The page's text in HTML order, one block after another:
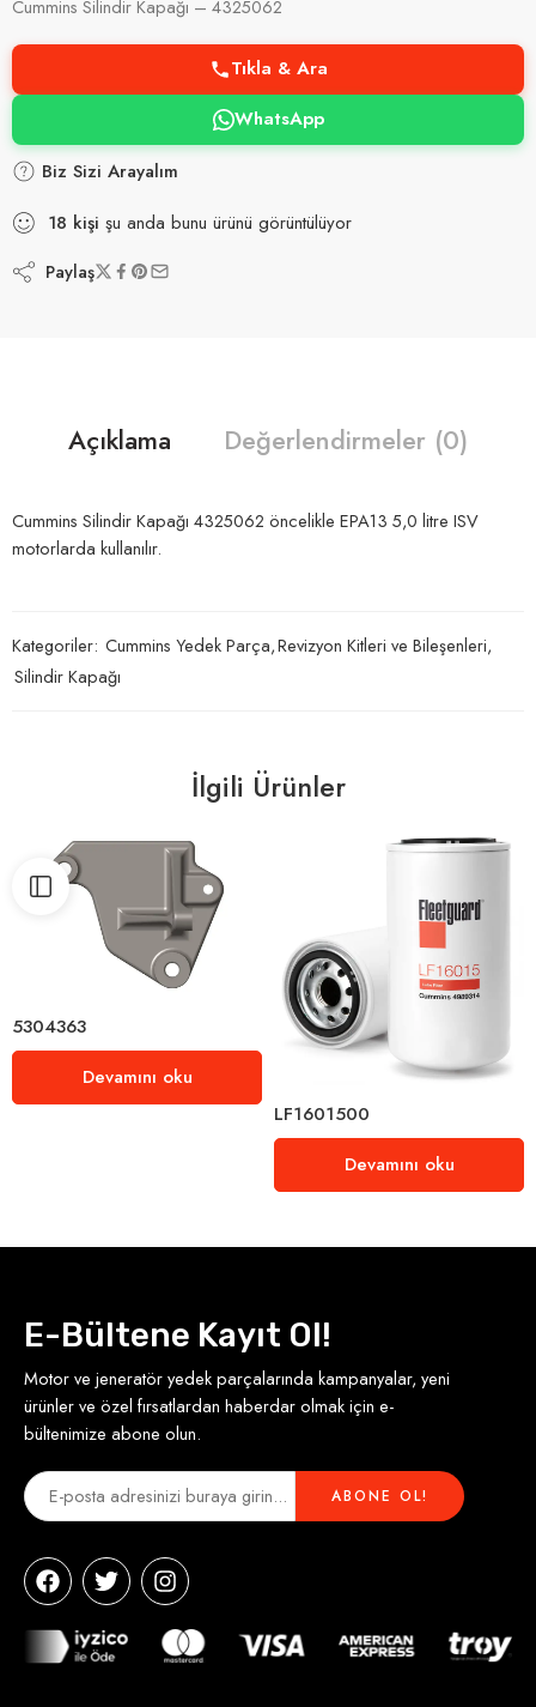
Cummins Silindir Kapağı – 4325062
Tıkla & Ara
WhatsApp
Biz Sizi Arayalım
18 kişi şu anda bunu ürünü görüntülüyor
Paylaş
Açıklama Değerlendirmeler (0)
Cummins Silindir Kapağı 4325062 öncelikle EPA13 5,0 litre ISV
motorlarda kullanılır.
Kategoriler: Cummins Yedek Parça,Revizyon Kitleri ve Bileşenleri,
Silindir Kapağı
İlgili Ürünler
5304363
Devamını oku
LF1601500
Devamını oku
E-Bültene Kayıt Ol!
Motor ve jeneratör yedek parçalarında kampanyalar, yeni
ürünler ve özel fırsatlardan haberdar olmak için e-
bültenimize abone olun.